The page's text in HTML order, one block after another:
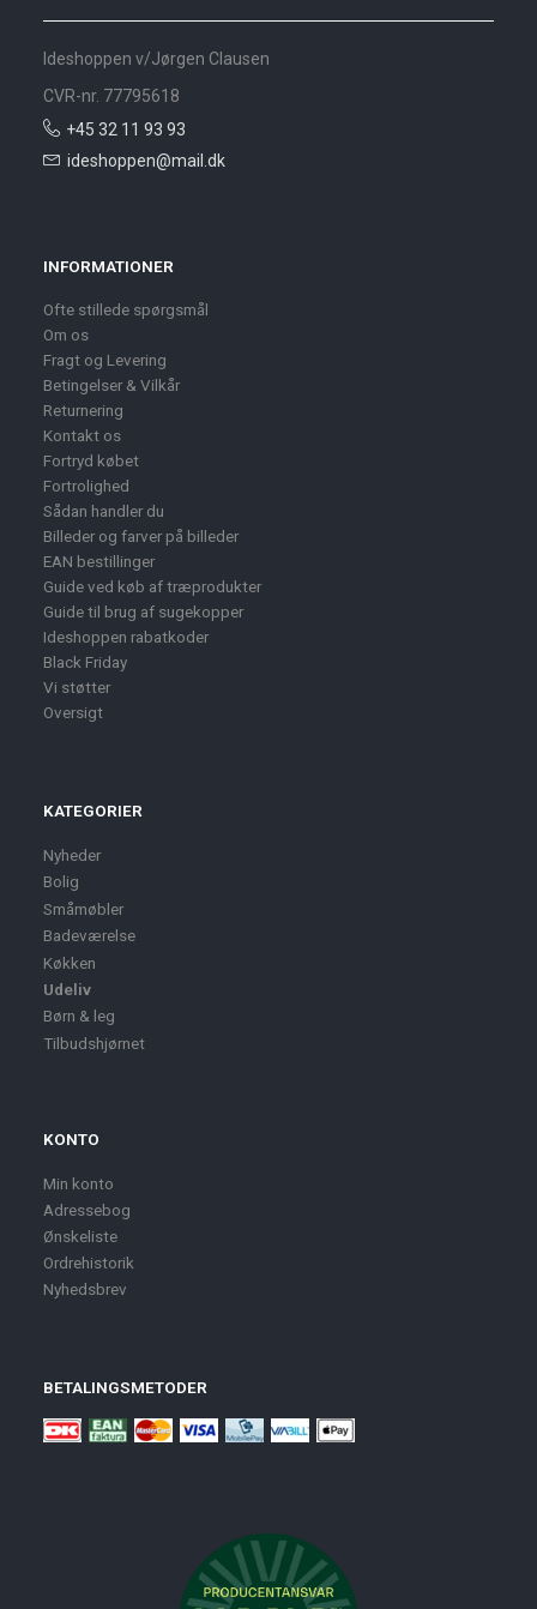
Ideshoppen v/Jørgen Clausen
CVR-nr. 77795618
+45 32 11 93 93
ideshoppen@mail.dk
INFORMATIONER
Ofte stillede spørgsmål
Om os
Fragt og Levering
Betingelser & Vilkår
Returnering
Kontakt os
Fortryd købet
Fortrolighed
Sådan handler du
Billeder og farver på billeder
EAN bestillinger
Guide ved køb af træprodukter
Guide til brug af sugekopper
Ideshoppen rabatkoder
Black Friday
Vi støtter
Oversigt
KATEGORIER
Nyheder
Bolig
Småmøbler
Badeværelse
Køkken
Udeliv
Børn & leg
Tilbudshjørnet
KONTO
Min konto
Adressebog
Ønskeliste
Ordrehistorik
Nyhedsbrev
BETALINGSMETODER